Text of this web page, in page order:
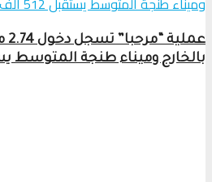
بالخارج وميناء طنجة المتوسط يستقبل